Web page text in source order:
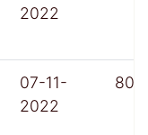
2022
07-11-
2022
809